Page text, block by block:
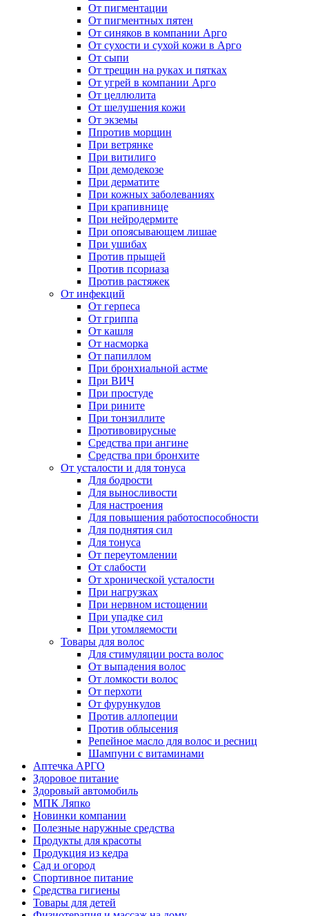
От пигментации
От пигментных пятен
От синяков в компании Арго
От сухости и сухой кожи в Арго
От сыпи
От трещин на руках и пятках
От угрей в компании Арго
От целлюлита
От шелушения кожи
От экземы
Ппротив морщин
При ветрянке
При витилиго
При демодекозе
При дерматите
При кожных заболеваниях
При крапивнице
При нейродермите
При опоясывающем лишае
При ушибах
Против прыщей
Против псориаза
Против растяжек
От инфекций
От герпеса
От гриппа
От кашля
От насморка
От папиллом
При бронхиальной астме
При ВИЧ
При простуде
При рините
При тонзиллите
Противовирусные
Средства при ангине
Средства при бронхите
От усталости и для тонуса
Для бодрости
Для выносливости
Для настроения
Для повышения работоспособности
Для поднятия сил
Для тонуса
От переутомлении
От слабости
От хронической усталости
При нагрузках
При нервном истощении
При упадке сил
При утомляемости
Товары для волос
Для стимуляции роста волос
От выпадения волос
От ломкости волос
От перхоти
От фурункулов
Против аллопеции
Против облысения
Репейное масло для волос и ресниц
Шампуни с витаминами
Аптечка АРГО
Здоровое питание
Здоровый автомобиль
МПК Ляпко
Новинки компании
Полезные наружные средства
Продукты для красоты
Продукция из кедра
Сад и огород
Спортивное питание
Средства гигиены
Товары для детей